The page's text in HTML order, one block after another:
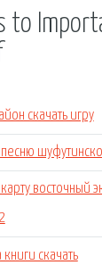
to
скачать игру
песню
восточный
скачать